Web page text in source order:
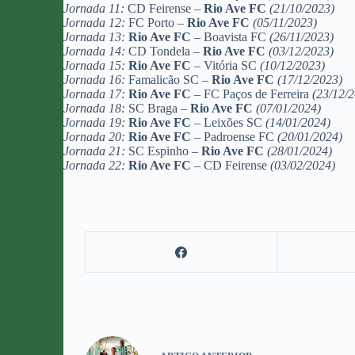
Jornada 11: CD Feirense – Rio Ave FC (21/10/2023)
Jornada 12: FC Porto – Rio Ave FC (05/11/2023)
Jornada 13: Rio Ave FC – Boavista FC (26/11/2023)
Jornada 14: CD Tondela – Rio Ave FC (03/12/2023)
Jornada 15: Rio Ave FC – Vitória SC (10/12/2023)
Jornada 16: Famalicão SC – Rio Ave FC (17/12/2023)
Jornada 17: Rio Ave FC – FC Paços de Ferreira (23/12/
Jornada 18: SC Braga – Rio Ave FC (07/01/2024)
Jornada 19: Rio Ave FC – Leixões SC (14/01/2024)
Jornada 20: Rio Ave FC – Padroense FC (20/01/2024)
Jornada 21: SC Espinho – Rio Ave FC (28/01/2024)
Jornada 22: Rio Ave FC – CD Feirense (03/02/2024)